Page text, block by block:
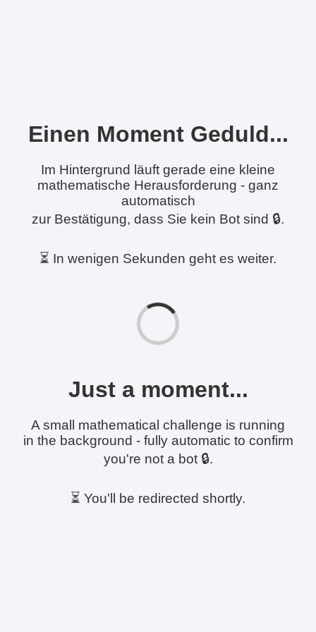
Einen Moment Geduld...
Im Hintergrund läuft gerade eine kleine
mathematische Herausforderung - ganz
automatisch
zur Bestätigung, dass Sie kein Bot sind 🔒.
⏳ In wenigen Sekunden geht es weiter.
Just a moment...
A small mathematical challenge is running
in the background - fully automatic to confirm
you're not a bot 🔒.
⏳ You'll be redirected shortly.